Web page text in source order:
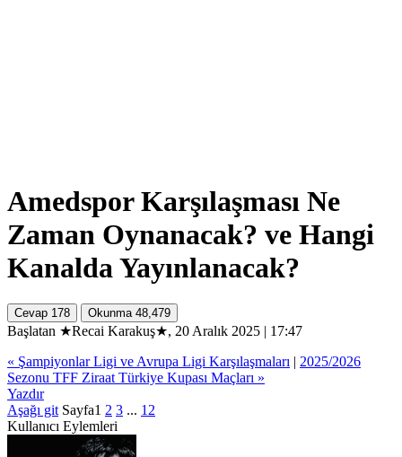
Amedspor Karşılaşması Ne
Zaman Oynanacak? ve Hangi
Kanalda Yayınlanacak?
Cevap 178 Okunma 48,479
Başlatan ★Recai Karakuş★, 20 Aralık 2025 | 17:47
« Şampiyonlar Ligi ve Avrupa Ligi Karşılaşmaları
2025/2026
Sezonu TFF Ziraat Türkiye Kupası Maçları »
Yazdır
Aşağı git Sayfa1 2 3 ... 12
Kullanıcı Eylemleri